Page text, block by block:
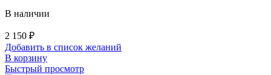
В наличии
2 150 ₽
Добавить в список желаний
В корзину
Быстрый просмотр